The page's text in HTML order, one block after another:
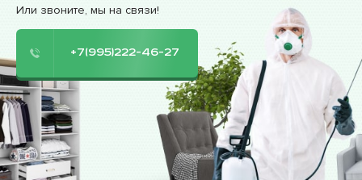
Или звоните, мы на связи!
+7(995)222-46-27